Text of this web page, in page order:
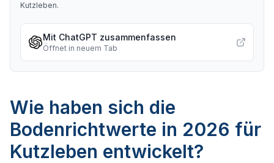
Kutzleben.
Mit ChatGPT zusammenfassen
Öffnet in neuem Tab
Wie haben sich die
Bodenrichtwerte in 2026 für
Kutzleben entwickelt?